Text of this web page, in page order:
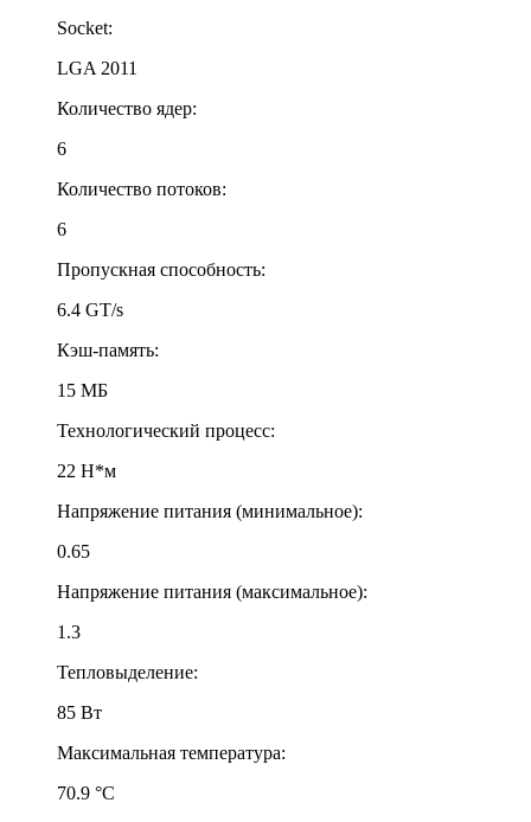
Socket:
LGA 2011
Количество ядер:
6
Количество потоков:
6
Пропускная способность:
6.4 GT/s
Кэш-память:
15 МБ
Технологический процесс:
22 Н*м
Напряжение питания (минимальное):
0.65
Напряжение питания (максимальное):
1.3
Тепловыделение:
85 Вт
Максимальная температура:
70.9 °С